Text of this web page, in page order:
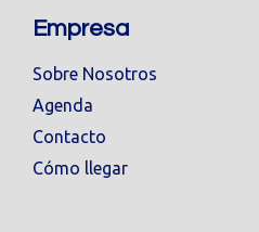
Empresa
Sobre Nosotros
Agenda
Contacto
Cómo llegar